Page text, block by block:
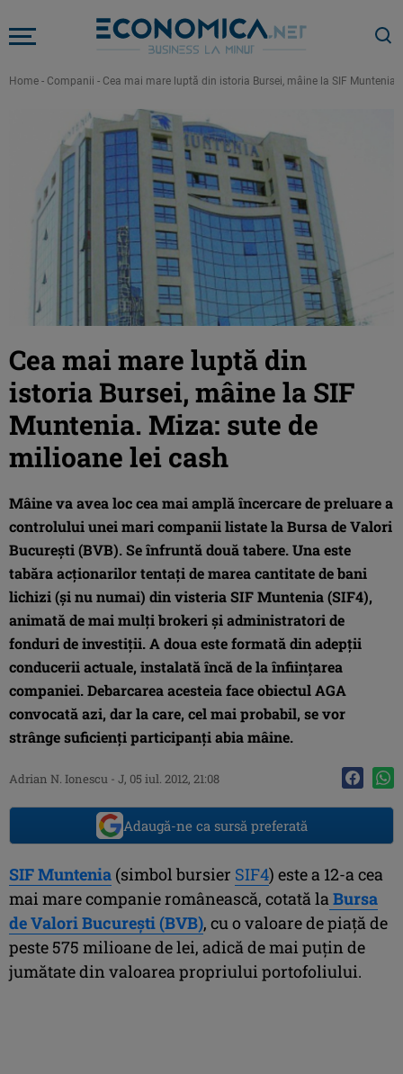
Home - Companii - Cea mai mare luptă din istoria Bursei, mâine la SIF
Cea mai mare luptă din
istoria Bursei, mâine la SIF
Muntenia. Miza: sute de
milioane lei cash
Mâine va avea loc cea mai amplă încercare de preluare a
controlului unei mari companii listate la Bursa de Valori
Bucureşti (BVB). Se înfruntă două tabere. Una este
tabăra acţionarilor tentaţi de marea cantitate de bani
lichizi (şi nu numai) din visteria SIF Muntenia (SIF4),
animată de mai mulţi brokeri şi administratori de
fonduri de investiţii. A doua este formată din adepţii
conducerii actuale, instalată încă de la înfiinţarea
companiei. Debarcarea acesteia face obiectul AGA
convocată azi, dar la care, cel mai probabil, se vor
strânge suficienţi participanţi abia mâine.
Adrian N. Ionescu - J, 05 iul. 2012, 21:08
Adaugă-ne ca sursă preferată
SIF Muntenia (simbol bursier SIF4) este a 12-a cea
mai mare companie românească, cotată laBursa
de Valori Bucureşti (BVB), cu o valoare de piaţă de
peste 575 milioane de lei, adică de mai puţin de
jumătate din valoarea propriului portofoliului.